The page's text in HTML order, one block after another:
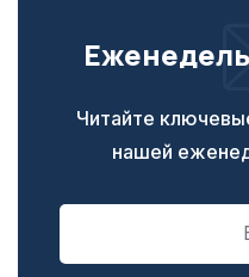
Читайте
нашей